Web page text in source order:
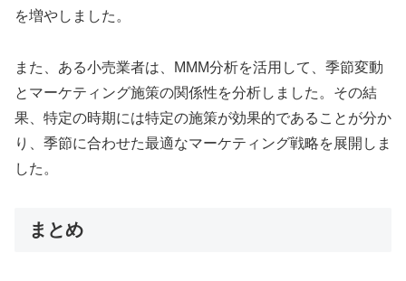
を増やしました。
また、ある小売業者は、MMM分析を活用して、季節変動
とマーケティング施策の関係性を分析しました。その結
果、特定の時期には特定の施策が効果的であることが分か
り、季節に合わせた最適なマーケティング戦略を展開しま
した。
まとめ